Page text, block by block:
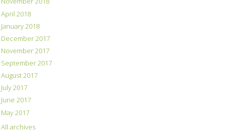
April 2018
January 2018
December 2017
November 2017
September 2017
August 2017
July 2017
June 2017
May 2017
All archives